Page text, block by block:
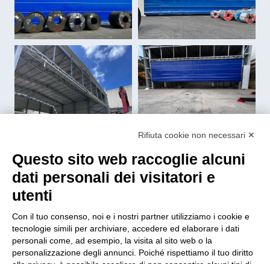
Rifiuta cookie non necessari ✕
Questo sito web raccoglie alcuni
dati personali dei visitatori e
utenti
Con il tuo consenso, noi e i nostri partner utilizziamo i cookie e
tecnologie simili per archiviare, accedere ed elaborare i dati
personali come, ad esempio, la visita al sito web o la
personalizzazione degli annunci. Poiché rispettiamo il tuo diritto